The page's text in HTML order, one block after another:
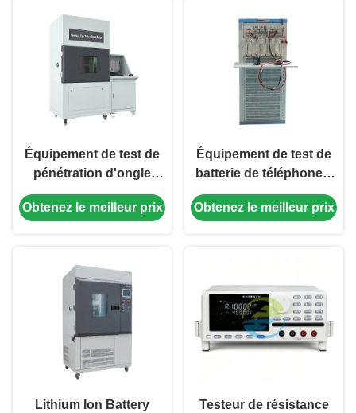
Équipement de test de
pénétration d'ongle
pour l'écrasement de
batterie
Obtenez le meilleur prix
Équipement de test de
batterie de téléphone 8
canaux
Obtenez le meilleur prix
Lithium Ion Battery
Testeur de résistance